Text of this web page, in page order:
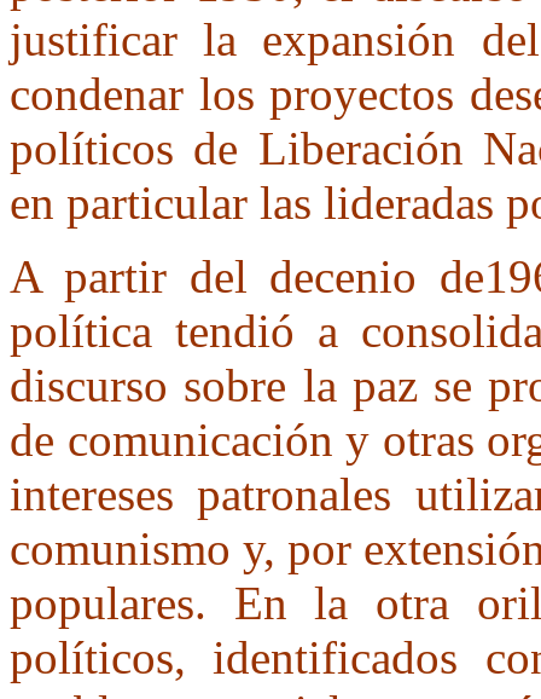
justificar la expansión
condenar los proyectos
políticos de Liberación
en particular las lideradas
A partir del decenio
política tendió a
discurso sobre la paz se
de comunicación y otras
intereses patronales
comunismo y, por
populares. En la otra
políticos, identificados